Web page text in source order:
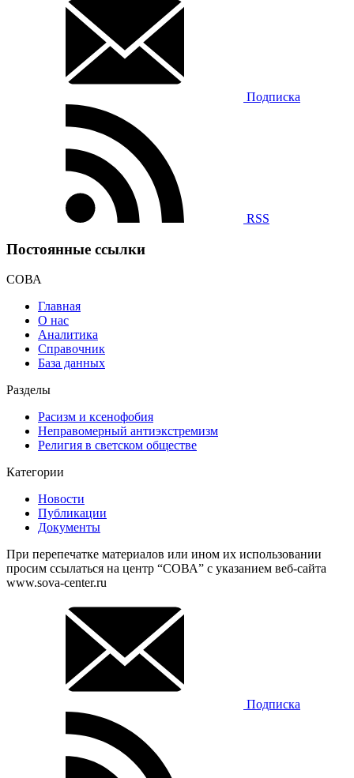
Подписка
RSS
Постоянные ссылки
СОВА
Главная
О нас
Аналитика
Справочник
База данных
Разделы
Расизм и ксенофобия
Неправомерный антиэкстремизм
Религия в светском обществе
Категории
Новости
Публикации
Документы
При перепечатке материалов или ином их использовании
просим ссылаться на центр “СОВА” с указанием веб-сайта
www.sova-center.ru
Подписка